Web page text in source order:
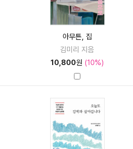
아무튼, 집
김미리 지음
10,800원 (10%)